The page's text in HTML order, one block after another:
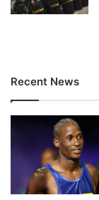
Recent News